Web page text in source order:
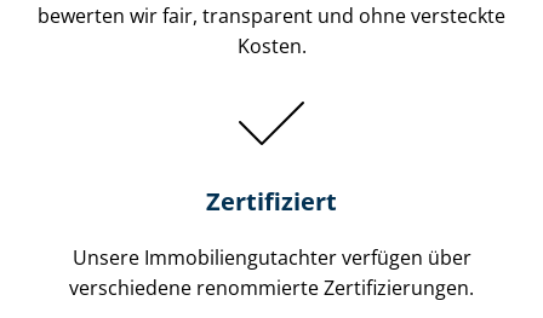
bewerten wir fair, transparent und ohne versteckte
Kosten.
Zertifiziert
Unsere Immobilien­gutachter verfügen über
verschiedene renommierte Zer­ti­fi­zie­run­gen.